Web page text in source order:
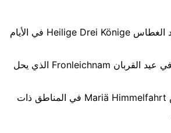
تحتفل المنطقة بعيد الغطاس Heilige Drei Könige في الأيام
تعطل المؤسسات في عيد القربان Fronleichnam الذي يحل
تتميز بعيد الافتراض Mariä Himmelfahrt في المناطق ذات